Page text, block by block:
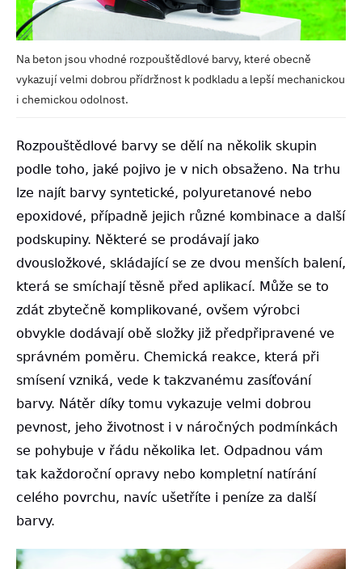
Na beton jsou vhodné rozpouštědlové barvy, které obecně
vykazují velmi dobrou přídržnost k podkladu a lepší mechanickou
i chemickou odolnost.
Rozpouštědlové barvy se dělí na několik skupin
podle toho, jaké pojivo je v nich obsaženo. Na trhu
lze najít barvy syntetické, polyuretanové nebo
epoxidové, případně jejich různé kombinace a další
podskupiny. Některé se prodávají jako
dvousložkové, skládající se ze dvou menších balení,
která se smíchají těsně před aplikací. Může se to
zdát zbytečně komplikované, ovšem výrobci
obvykle dodávají obě složky již předpřipravené ve
správném poměru. Chemická reakce, která při
smísení vzniká, vede k takzvanému zasíťování
barvy. Nátěr díky tomu vykazuje velmi dobrou
pevnost, jeho životnost i v náročných podmínkách
se pohybuje v řádu několika let. Odpadnou vám
tak každoroční opravy nebo kompletní natírání
celého povrchu, navíc ušetříte i peníze za další
barvy.